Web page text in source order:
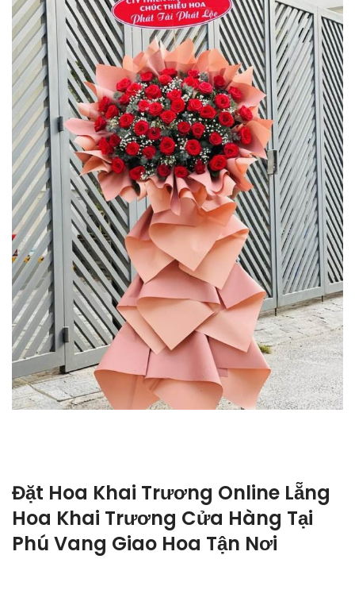
Đặt Hoa Khai Trương Online Lẵng
Hoa Khai Trương Cửa Hàng Tại
Phú Vang Giao Hoa Tận Nơi